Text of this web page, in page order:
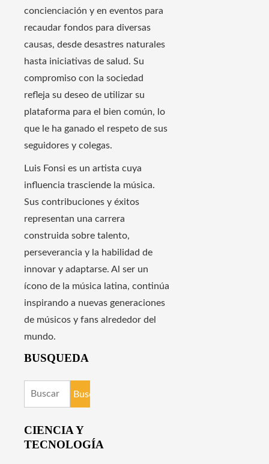
concienciación y en eventos para
recaudar fondos para diversas
causas, desde desastres naturales
hasta iniciativas de salud. Su
compromiso con la sociedad
refleja su deseo de utilizar su
plataforma para el bien común, lo
que le ha ganado el respeto de sus
seguidores y colegas.
Luis Fonsi es un artista cuya
influencia trasciende la música.
Sus contribuciones y éxitos
representan una carrera
construida sobre talento,
perseverancia y la habilidad de
innovar y adaptarse. Al ser un
ícono de la música latina, continúa
inspirando a nuevas generaciones
de músicos y fans alrededor del
mundo.
BUSQUEDA
Buscar:
CIENCIA Y
TECNOLOGÍA